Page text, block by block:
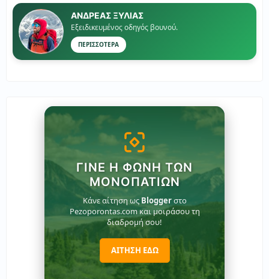
ΑΝΔΡΕΑΣ ΞΥΛΙΑΣ
Εξειδικευμένος οδηγός βουνού.
ΠΕΡΙΣΣΟΤΕΡΑ
ΓΊΝΕ Η ΦΩΝΉ ΤΩΝ
ΜΟΝΟΠΑΤΙΏΝ
Κάνε αίτηση ως Bloggerστο
Pezoporontas.com και μοιράσου τη
διαδρομή σου!
ΑΙΤΗΣΗ ΕΔΩ